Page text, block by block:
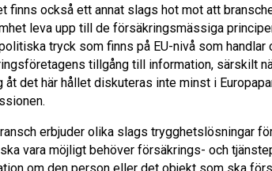
finns också ett annat slags hot mot att
leva upp till de försäkringsmässiga
tryck som finns på EU-nivå som handlar
tillgång till information, särskilt
åt det här hållet diskuteras inte minst i
erbjuder olika slags trygghetslösningar
vara möjligt behöver försäkrings- och
om den person eller det objekt som ska